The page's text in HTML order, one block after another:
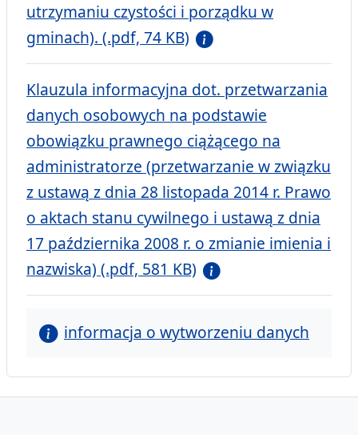
utrzymaniu czystości i porządku w
gminach). (.pdf, 74 KB)
Klauzula informacyjna dot. przetwarzania
danych osobowych na podstawie
obowiązku prawnego ciążącego na
administratorze (przetwarzanie w związku
z ustawą z dnia 28 listopada 2014 r. Prawo
o aktach stanu cywilnego i ustawą z dnia
17 października 2008 r. o zmianie imienia i
nazwiska) (.pdf, 581 KB)
informacja o wytworzeniu danych